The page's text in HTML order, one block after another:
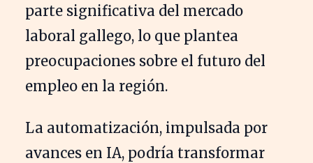
parte significativa del mercado
laboral gallego, lo que plantea
preocupaciones sobre el futuro del
empleo en la región.
La automatización, impulsada por
avances en IA, podría transformar